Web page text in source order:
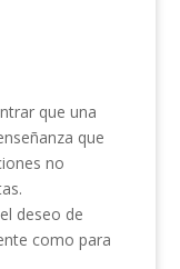
que una
que
no
deseo de
como para